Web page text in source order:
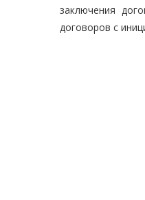
заключения
договоров с